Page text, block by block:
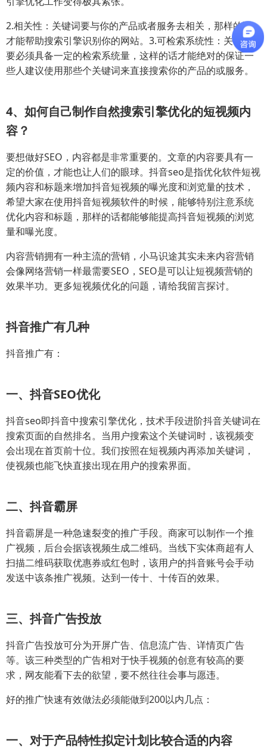
2.相关性：关键词要与你的产品或者服务去相关，那样的话
才能帮助搜索引擎识别你的网站。3.可检索系统性：关键词
要必须具备一定的检索系统量，这样的话才能绝对的保证一
些人建议使用那些个关键词来直接搜索你的产品的或服务。
4、如何自己制作自然搜索引擎优化的短视频内
容？
要想做好SEO，内容都是非常重要的。文章的内容要具有一
定的价值，才能也让人们的眼球。抖音seo是指优化软件短视
频内容和标题来增加抖音短视频的曝光度和浏览量的技术，
希望大家在使用抖音短视频软件的时候，能够特别注意系统
优化内容和标题，那样的话都能够能提高抖音短视频的浏览
量和曝光度。
内容营销拥有一种主流的营销，小马识途其实未来内容营销
会像网络营销一样最需要SEO，SEO是可以让短视频营销的
效果半功。更多短视频优化的问题，请给我留言探讨。
抖音推广有几种
抖音推广有：
一、抖音SEO优化
抖音seo即抖音中搜索引擎优化，技术手段进阶抖音关键词在
搜索页面的自然排名。当用户搜索这个关键词时，该视频变
会出现在首页前十位。我们按照在短视频内再添加关键词，
使视频也能飞快直接出现在用户的搜索界面。
二、抖音霸屏
抖音霸屏是一种急速裂变的推广手段。商家可以制作一个推
广视频，后台会据该视频生成二维码。当线下实体商超有人
扫描二维码获取优惠券或红包时，该用户的抖音账号会手动
发送中该条推广视频。达到一传十、十传百的效果。
三、抖音广告投放
抖音广告投放可分为开屏广告、信息流广告、详情页广告
等。该三种类型的广告相对于快手视频的创意有较高的要
求，网友能看下去的欲望，要不然往往会事与愿违。
好的推广快速有效做法必须能做到200以内几点：
一、对于产品特性拟定计划比较合适的内容